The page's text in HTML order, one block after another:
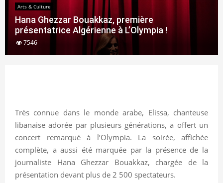
Arts & Culture
Hana Ghezzar Bouakkaz, première
présentatrice Algérienne à L’Olympia !
7546
Très connue dans le monde arabe, Elissa, chanteuse
libanaise adorée par plusieurs générations, a offert un
concert remarqué à l’Olympia. La soirée, affichée
complète, a aussi été marquée par la présence de la
journaliste Hana Ghezzar Bouakkaz, chargée de la
présentation devant plus de 2 500 spectateurs.